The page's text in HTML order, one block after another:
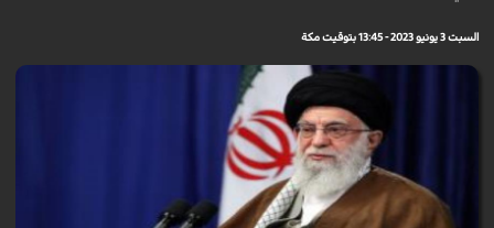
السبت 3 يونيو 2023 - 13:45 بتوقيت مكة